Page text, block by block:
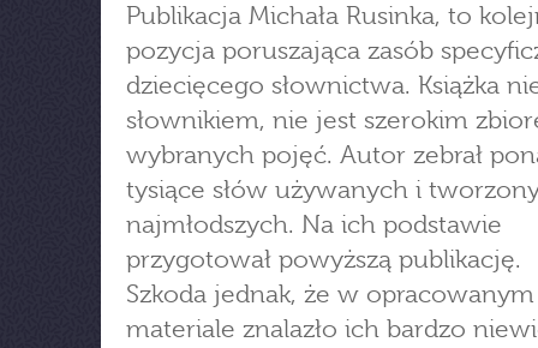
Publikacja Michała Rusinka, to
pozycja poruszająca zasób
dziecięcego słownictwa. Książka
słownikiem, nie jest szerokim
wybranych pojęć. Autor zebrał
tysiące słów używanych i
najmłodszych. Na ich podstawie
przygotował powyższą publikację.
Szkoda jednak, że w opracowanym
materiale znalazło ich bardzo